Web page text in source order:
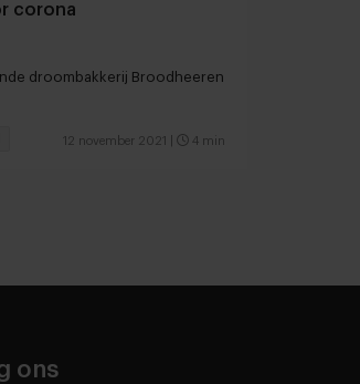
corona
droombakkerij Broodheeren
12 november 2021 4 min
ons